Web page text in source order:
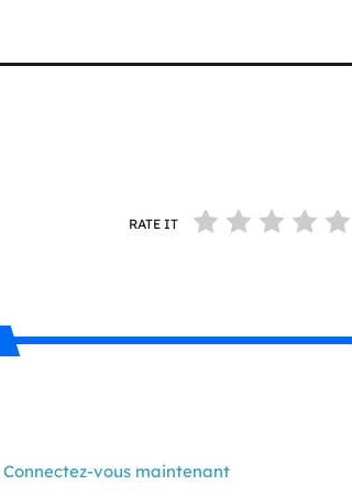
RATE IT
Connectez-vous maintenant